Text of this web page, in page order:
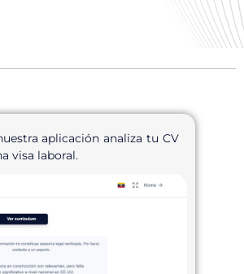
aplicación analiza tu CV
visa laboral.